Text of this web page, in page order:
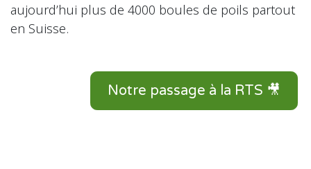
aujourd’hui plus de 4000 boules de poils partout
en Suisse.
Notre passage à la RTS 🎥